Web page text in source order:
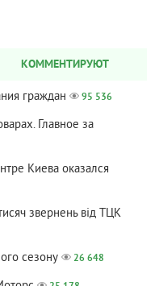
КОММЕНТИРУЮТ
граждан 95 536
Главное за
Киева оказался
звернень від ТЦК
сезону 26 648